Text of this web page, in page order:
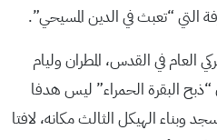
التي “تعبث في الدين المسيحي”.
العام في القدس، المطران وليام
البقرة الحمراء” ليس هدفا
وبناء الهيكل الثالث مكانه، لافتا